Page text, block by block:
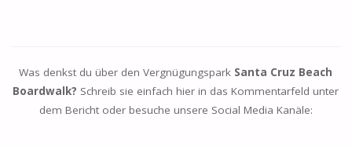
Was denkst du über den Vergnügungspark Santa Cruz Beach
Boardwalk? Schreib sie einfach hier in das Kommentarfeld unter
dem Bericht oder besuche unsere Social Media Kanäle: